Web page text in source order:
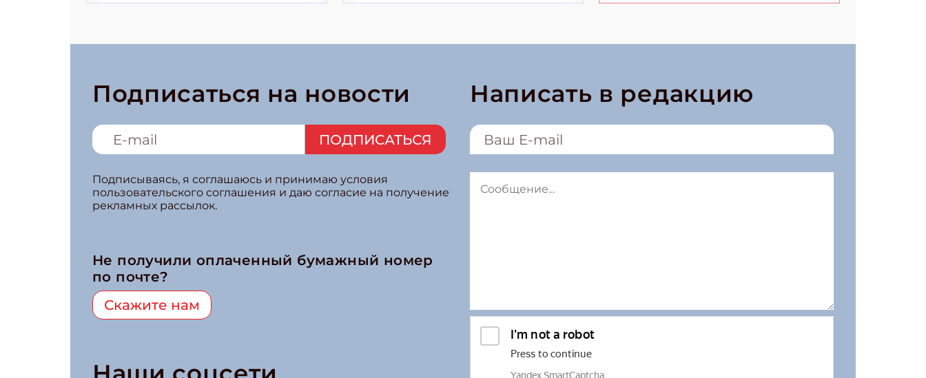
Подписаться на новости
ПОДПИСАТЬСЯ
Подписываясь, я соглашаюсь и принимаю условия
пользовательского соглашения и даю согласие на получение
рекламных рассылок.
Не получили оплаченный бумажный номер
по почте?
Скажите нам
Написать в редакцию